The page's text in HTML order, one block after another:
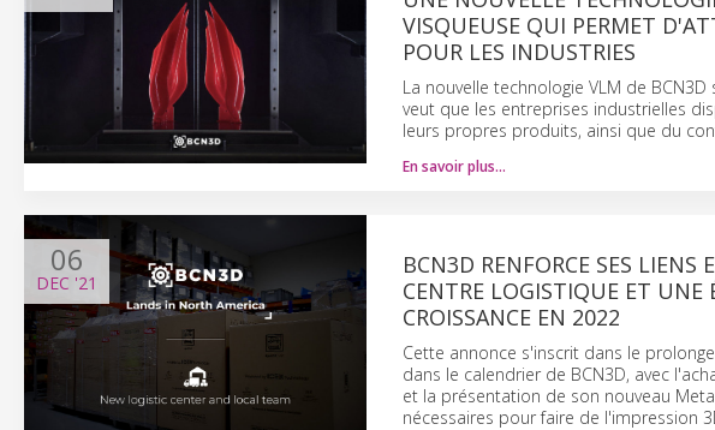
VISQUEUSE QUI PERMET
POUR LES INDUSTRIES
La nouvelle technologie VLM de
veut que les entreprises industrielles
leurs propres produits, ainsi que du
En savoir plus…
06
DEC '21
BCN3D RENFORCE SES
CENTRE LOGISTIQUE ET UNE
CROISSANCE EN 2022
Cette annonce s'inscrit dans le
dans le calendrier de BCN3D, avec
et la présentation de son nouveau
nécessaires pour faire de l'impression